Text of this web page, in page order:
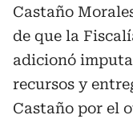
Castaño
de que la
adicionó
recursos y
Castaño por el